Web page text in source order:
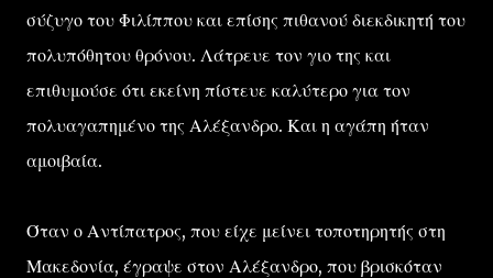
σύζυγο του Φιλίππου και επίσης πιθανού διεκδικητή του
πολυπόθητου θρόνου. Λάτρευε τον γιο της και
επιθυμούσε ότι εκείνη πίστευε καλύτερο για τον
πολυαγαπημένο της Αλέξανδρο. Και η αγάπη ήταν
αμοιβαία.
Όταν ο Αντίπατρος, που είχε μείνει τοποτηρητής στη
Μακεδονία, έγραψε στον Αλέξανδρο, που βρισκόταν